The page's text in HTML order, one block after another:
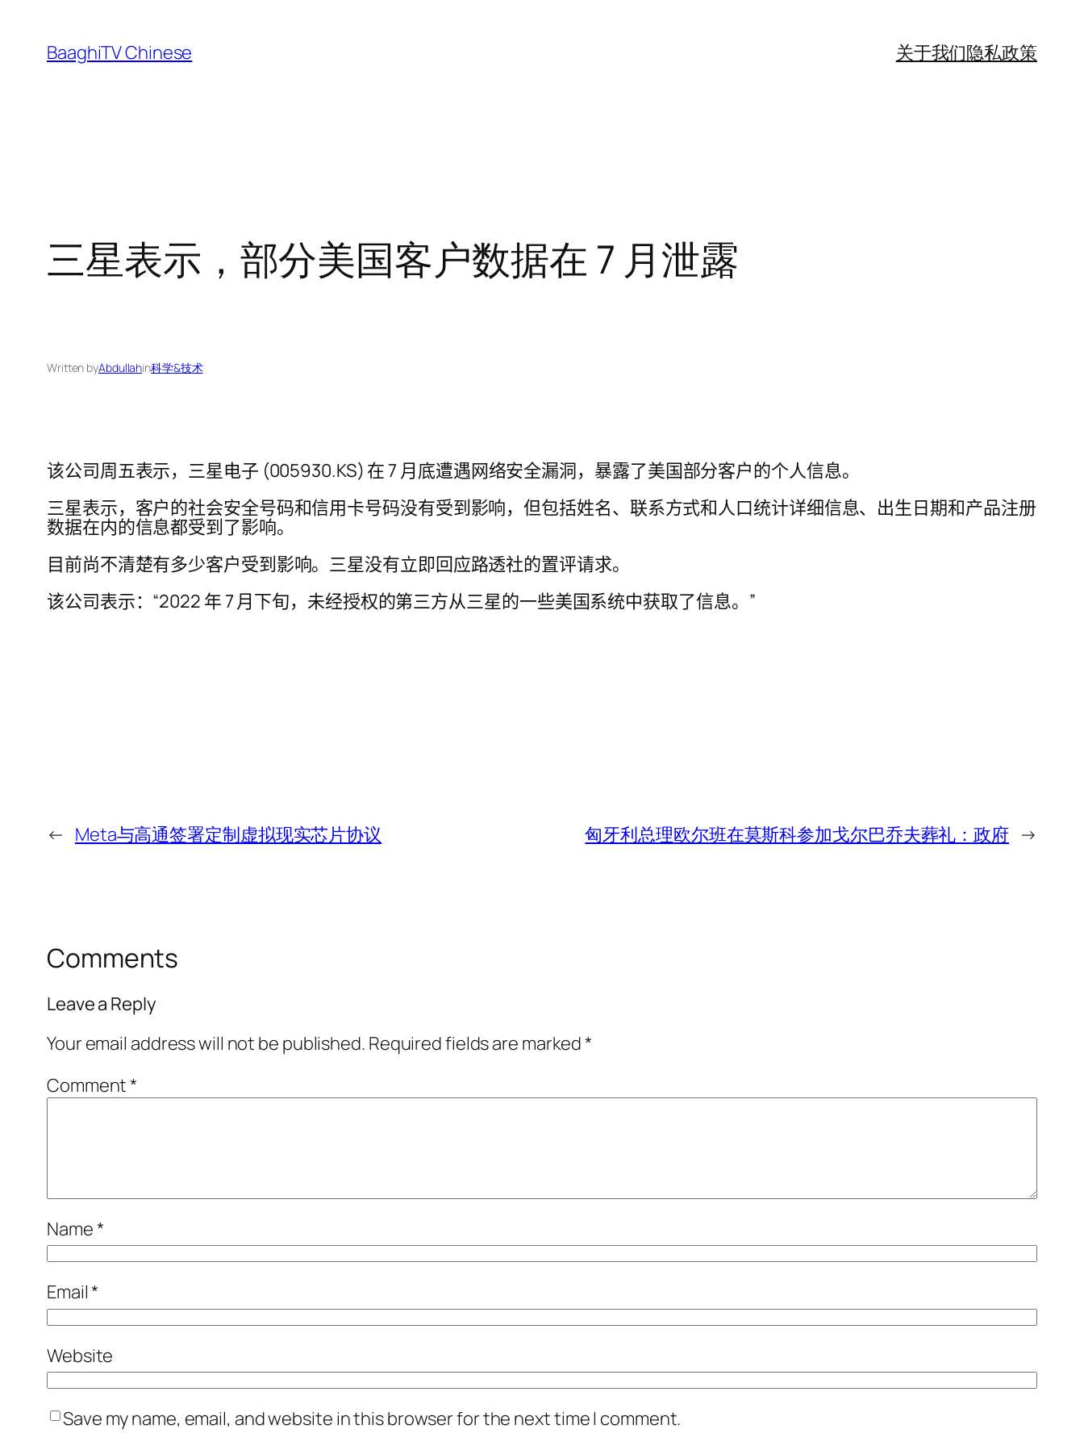
content
BaaghiTV Chinese 关于我们隐私政策
三星表示，部分美国客户数据在 7 月泄露
Written byAbdullahin科学&技术
该公司周五表示，三星电子 (005930.KS) 在 7 月底遭遇网络安全漏洞，暴露了美国部分客户的个人信息。
三星表示，客户的社会安全号码和信用卡号码没有受到影响，但包括姓名、联系方式和人口统计详细信息、出生日期和产品注册
数据在内的信息都受到了影响。
目前尚不清楚有多少客户受到影响。三星没有立即回应路透社的置评请求。
该公司表示：“2022 年 7 月下旬，未经授权的第三方从三星的一些美国系统中获取了信息。”
← Meta与高通签署定制虚拟现实芯片协议 匈牙利总理欧尔班在莫斯科参加戈尔巴乔夫葬礼：政府 →
Comments
Leave a Reply
Your email address will not be published. Required fields are marked*
Comment*
Name*
Email*
Website
Save my name, email, and website in this browser for the next time I comment.